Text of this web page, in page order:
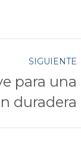
SIGUIENTE
para una
duradera